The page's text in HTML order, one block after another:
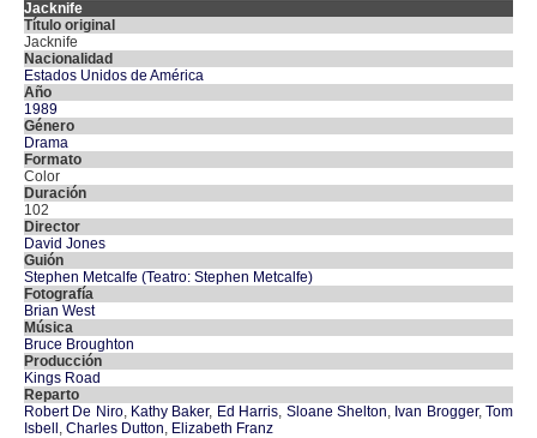
Jacknife
Título original
Jacknife
Nacionalidad
Estados Unidos de América
Año
1989
Género
Drama
Formato
Color
Duración
102
Director
David Jones
Guión
Stephen Metcalfe (Teatro: Stephen Metcalfe)
Fotografía
Brian West
Música
Bruce Broughton
Producción
Kings Road
Reparto
Robert De Niro, Kathy Baker, Ed Harris, Sloane Shelton, Ivan Brogger,Tom
Isbell, Charles Dutton, Elizabeth Franz